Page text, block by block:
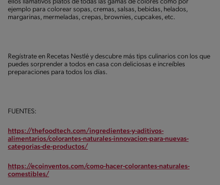
ellos llamativos platos de todas las gamas de colores como por
ejemplo para colorear sopas, cremas, salsas, bebidas, helados,
margarinas, mermeladas, crepas, brownies, cupcakes, etc.
Regístrate en Recetas Nestlé y descubre más tips culinarios con los que
puedes sorprender a todos en casa con deliciosas e increíbles
preparaciones para todos los días.
FUENTES:
https://thefoodtech.com/ingredientes-y-aditivos-
alimentarios/colorantes-naturales-innovacion-para-nuevas-
categorias-de-productos/
https://ecoinventos.com/como-hacer-colorantes-naturales-
comestibles/